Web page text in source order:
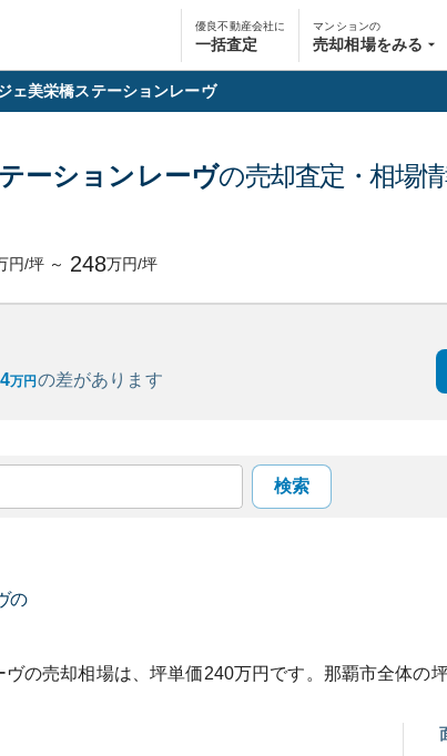
優良不動産会社に
一括査定
マンションの
売却相場をみる
ェ美栄橋ステーションレーヴ
ーションレーヴの売却査定・相場
円/坪 ～ 248万円/坪
万円 の差があります
検索
の
ヴの売却相場は、坪単価240万円です。 那覇市全体の